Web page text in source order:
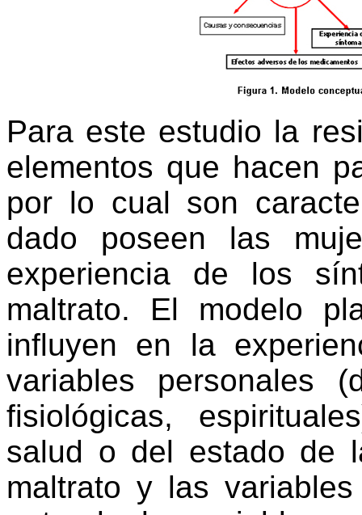
Para este estudio la
elementos que hacen
por lo cual son
dado poseen las
experiencia de los
maltrato. El modelo
influyen en la
variables personales
fisiológicas,
salud o del estado de
maltrato y las